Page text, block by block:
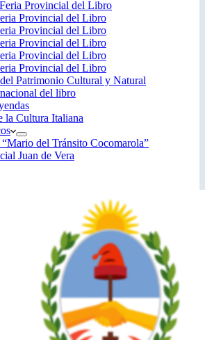
Feria Provincial del Libro
Provincial del Libro
Provincial del Libro
Provincial del Libro
Provincial del Libro
Provincial del Libro
Patrimonio Cultural y Natural
del libro
la Cultura Italiana
del Tránsito Cocomarola”
Juan de Vera